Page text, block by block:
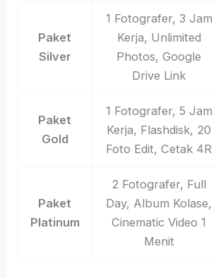
Paket
Silver
1 Fotografer, 3 Jam
Kerja, Unlimited
Photos, Google
Drive Link
Paket
Gold
1 Fotografer, 5 Jam
Kerja, Flashdisk, 20
Foto Edit, Cetak 4R
Paket
Platinum
2 Fotografer, Full
Day, Album Kolase,
Cinematic Video 1
Menit